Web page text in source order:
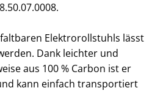
Elektrorollstuhls lässt
Dank leichter und
aus 100 % Carbon ist er
kann einfach transportiert